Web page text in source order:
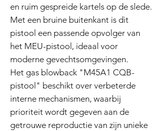
en ruim gespreide kartels op de slede.
Met een bruine buitenkant is dit
pistool een passende opvolger van
het MEU-pistool, ideaal voor
moderne gevechtsomgevingen.
Het gas blowback "M45A1 CQB-
pistool" beschikt over verbeterde
interne mechanismen, waarbij
prioriteit wordt gegeven aan de
getrouwe reproductie van zijn unieke